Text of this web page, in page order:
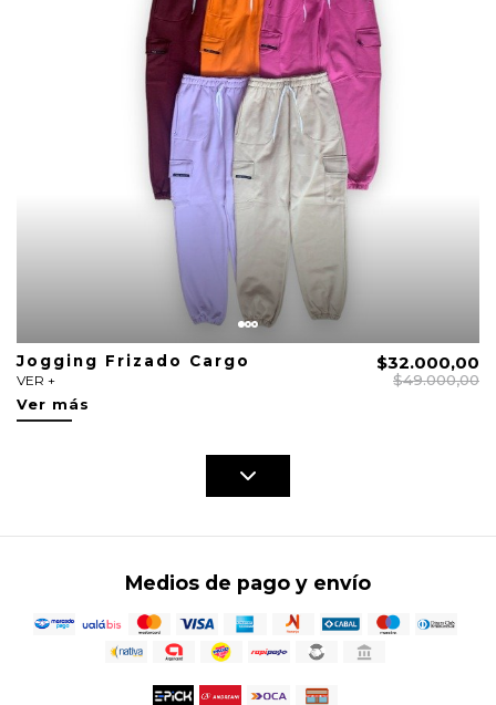
Jogging Frizado Cargo
VER +
$32.000,00
$49.000,00
Ver más
Medios de pago y envío